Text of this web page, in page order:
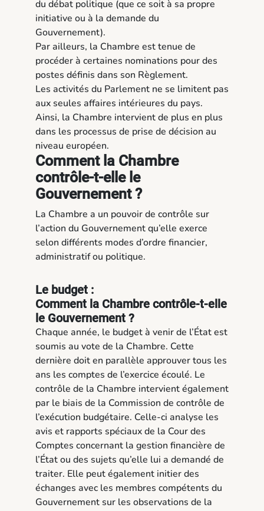
du débat politique (que ce soit à sa propre
initiative ou à la demande du
Gouvernement).
Par ailleurs, la Chambre est tenue de
procéder à certaines nominations pour des
postes définis dans son Règlement.
Les activités du Parlement ne se limitent pas
aux seules affaires intérieures du pays.
Ainsi, la Chambre intervient de plus en plus
dans les processus de prise de décision au
niveau européen.
Comment la Chambre
contrôle-t-elle le
Gouvernement ?
La Chambre a un pouvoir de contrôle sur
l’action du Gouvernement qu’elle exerce
selon différents modes d’ordre financier,
administratif ou politique.
Le budget :
Comment la Chambre contrôle-t-elle
le Gouvernement ?
Chaque année, le budget à venir de l’État est
soumis au vote de la Chambre. Cette
dernière doit en parallèle approuver tous les
ans les comptes de l’exercice écoulé. Le
contrôle de la Chambre intervient également
par le biais de la Commission de contrôle de
l’exécution budgétaire. Celle-ci analyse les
avis et rapports spéciaux de la Cour des
Comptes concernant la gestion financière de
l’État ou des sujets qu’elle lui a demandé de
traiter. Elle peut également initier des
échanges avec les membres compétents du
Gouvernement sur les observations de la